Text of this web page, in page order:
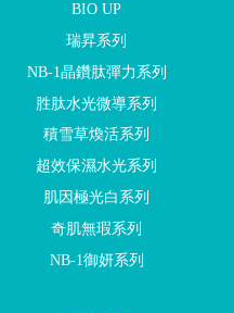
BIO UP
瑞昇系列
NB-1晶鑽肽彈力系列
胜肽水光微導系列
積雪草煥活系列
超效保濕水光系列
肌因極光白系列
奇肌無瑕系列
NB-1御妍系列